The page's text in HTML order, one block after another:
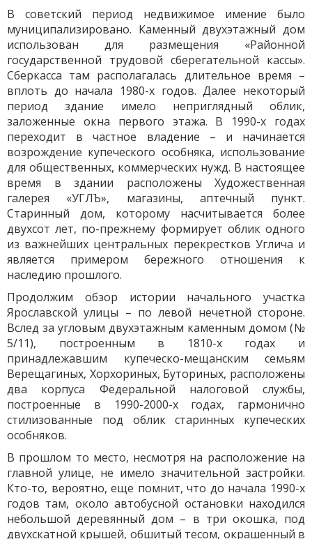
В советский период недвижимое имение было
муниципализировано. Каменный двухэтажный дом
использован для размещения «Районной
государственной трудовой сберегательной кассы».
Сберкасса там располагалась длительное время –
вплоть до начала 1980-х годов. Далее некоторый
период здание имело неприглядный облик,
заложенные окна первого этажа. В 1990-х годах
переходит в частное владение – и начинается
возрождение купеческого особняка, использование
для общественных, коммерческих нужд. В настоящее
время в здании расположены Художественная
галерея «УГЛЪ», магазины, аптечный пункт.
Старинный дом, которому насчитывается более
двухсот лет, по-прежнему формирует облик одного
из важнейших центральных перекрестков Углича и
является примером бережного отношения к
наследию прошлого.
Продолжим обзор истории начального участка
Ярославской улицы – по левой нечетной стороне.
Вслед за угловым двухэтажным каменным домом (№
5/11), построенным в 1810-х годах и
принадлежавшим купеческо-мещанским семьям
Верещагиных, Хорхориных, Буториных, расположены
два корпуса Федеральной налоговой службы,
построенные в 1990-2000-х годах, гармонично
стилизованные под облик старинных купеческих
особняков.
В прошлом то место, несмотря на расположение на
главной улице, не имело значительной застройки.
Кто-то, вероятно, еще помнит, что до начала 1990-х
годов там, около автобусной остановки находился
небольшой деревянный дом – в три окошка, под
двухскатной крышей, обшитый тесом, окрашенный в